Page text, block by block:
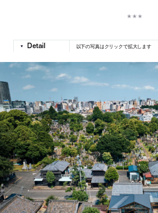
以下の写真はクリックで拡大します